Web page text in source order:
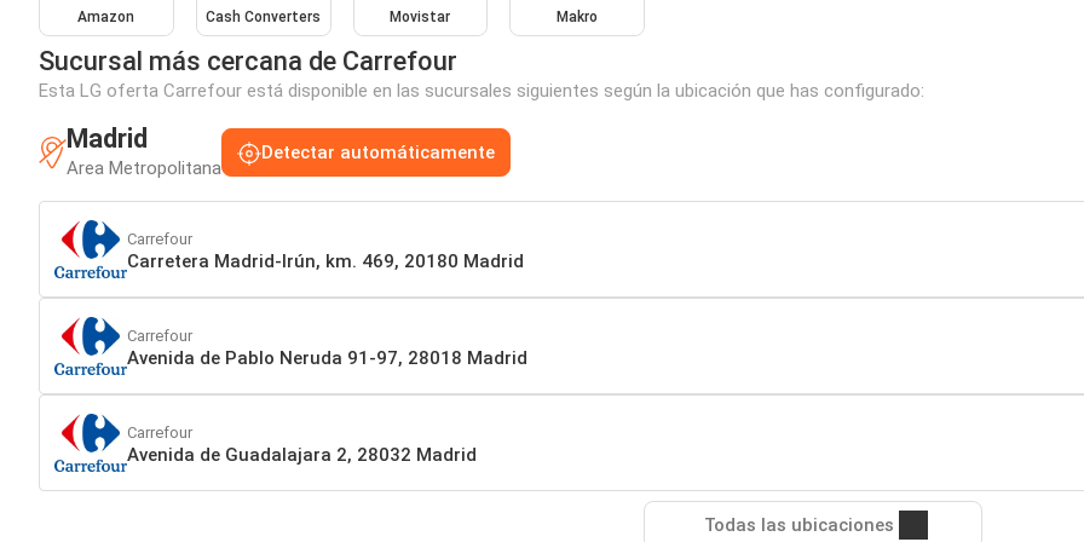
Amazon Cash Converters Movistar Makro
Sucursal más cercana de Carrefour
Esta LG oferta Carrefour está disponible en las sucursales siguientes según la ubicación que has configurado:
Madrid
Area Metropolitana
Detectar automáticamente
Carrefour
Carretera Madrid-Irún, km. 469, 20180 Madrid
Carrefour
Avenida de Pablo Neruda 91-97, 28018 Madrid
Carrefour
Avenida de Guadalajara 2, 28032 Madrid
Todas las ubicaciones